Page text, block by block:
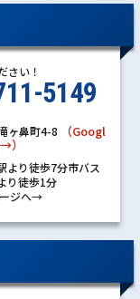
さい！
5149
ヶ鼻町4-8
（Googl
）
より徒歩7分市バス
り徒歩1分
ジへ→